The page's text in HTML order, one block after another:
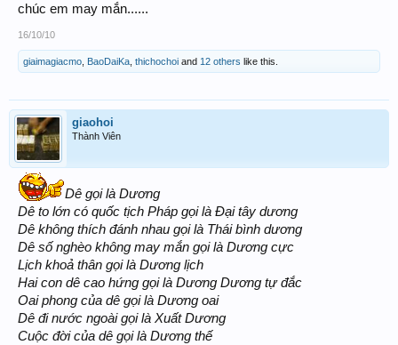
chúc em may mắn......
16/10/10
giaimagiacmo BaoDaiKa thichochoi and 12 others like this.
giaohoi
Thành Viên
Dê gọi là Dương
Dê to lớn có quốc tịch Pháp gọi là Đại tây dương
Dê không thích đánh nhau gọi là Thái bình dương
Dê số nghèo không may mắn gọi là Dương cực
Lịch khoả thân gọi là Dương lịch
Hai con dê cao hứng gọi là Dương Dương tự đắc
Oai phong của dê gọi là Dương oai
Dê đi nước ngoài gọi là Xuất Dương
Cuộc đời của dê gọi là Dương thế